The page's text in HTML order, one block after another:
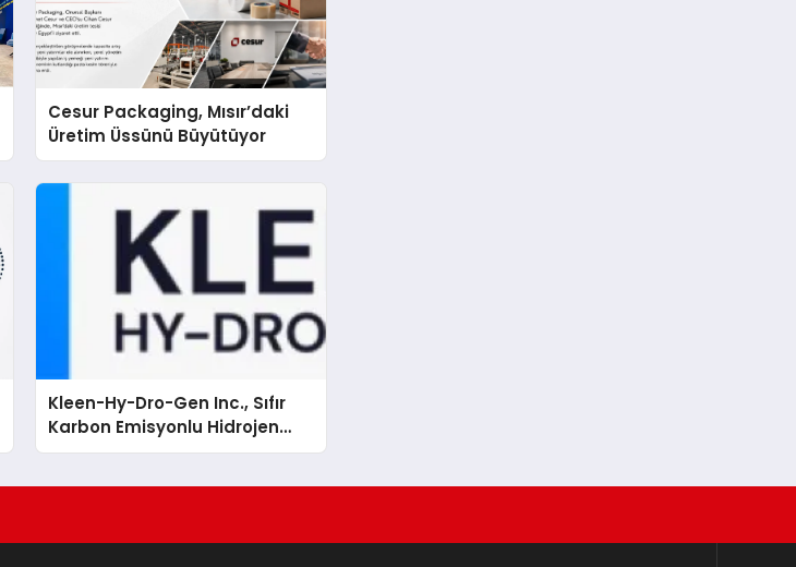
Cesur Packaging, Mısır’daki
Üretim Üssünü Büyütüyor
Kleen-Hy-Dro-Gen Inc., Sıfır
Karbon Emisyonlu Hidrojen
Isıtma Teknolojisinde ISO ve